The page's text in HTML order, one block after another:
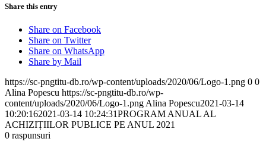
Share this entry
Share on Facebook
Share on Twitter
Share on WhatsApp
Share by Mail
https://sc-pngtitu-db.ro/wp-content/uploads/2020/06/Logo-1.png 0 0
Alina Popescu https://sc-pngtitu-db.ro/wp-
content/uploads/2020/06/Logo-1.png Alina Popescu2021-03-14
10:20:162021-03-14 10:24:31PROGRAM ANUAL AL
ACHIZIȚIILOR PUBLICE PE ANUL 2021
0 raspunsuri